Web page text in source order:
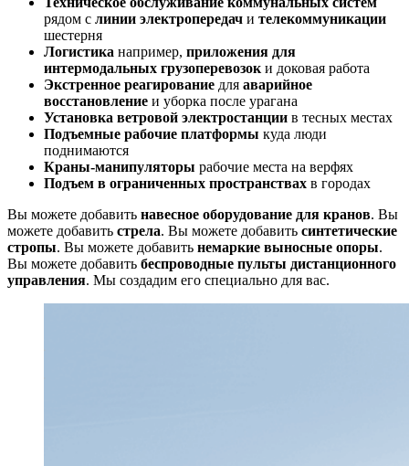
рядом с линии электропередач и телекоммуникации
шестерня
Логистика например, приложения для
интермодальных грузоперевозок и доковая работа
Экстренное реагирование для аварийное
восстановление и уборка после урагана
Установка ветровой электростанции в тесных местах
Подъемные рабочие платформы куда люди
поднимаются
Краны-манипуляторы рабочие места на верфях
Подъем в ограниченных пространствах в городах
Вы можете добавить навесное оборудование для кранов. Вы
можете добавить стрела. Вы можете добавить синтетические
стропы. Вы можете добавить немаркие выносные опоры.
Вы можете добавить беспроводные пульты дистанционного
управления. Мы создадим его специально для вас.